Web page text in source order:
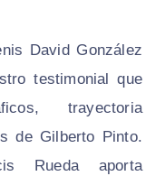
David González
testimonial que
trayectoria
de Gilberto Pinto.
Rueda aporta